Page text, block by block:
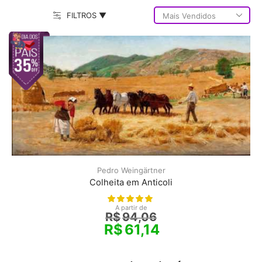
FILTROS ▼
Pedro Weingärtner
Colheita em Anticoli
A partir de
R$94,06
R$61,14